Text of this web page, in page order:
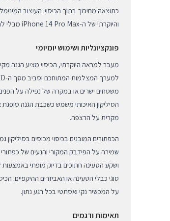
והיוקרתי של ה-iPhone 14 Pro Max מבלי להוסיף לו נפח מיותר או להכביד עליו בכיס או בתיק.
פונקציונליות ושימוש יומיומי
משטחים ישרים או במקרה של נפילה על הפנים,
הסיליקון האיכותי משמש כשכבת הגנה
מקרית על הרצפה.
הכפתורים המובנים בכיסוי מכוסים
שמירה על הפידבק המקורי והנעים של
ושקע הטעינה חתוכים בדיוק מופתי
סוגי כבלי הטעינה או האביזרים ההיקפיים.
על המכשיר נקי ואסתטי בכל רגע נתון.
תאימות ודגמים